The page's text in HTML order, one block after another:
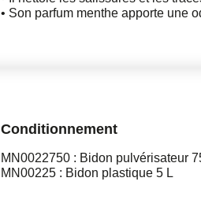
• Son parfum menthe apporte une
Conditionnement
MN0022750 : Bidon pulvérisateur
MN00225 : Bidon plastique 5 L